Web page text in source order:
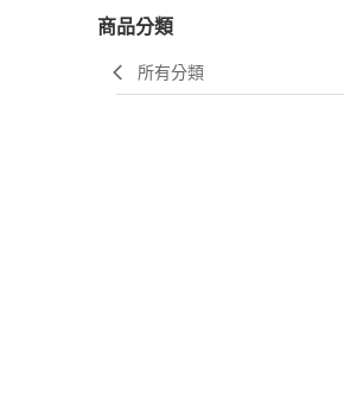
商品分類
所有分類